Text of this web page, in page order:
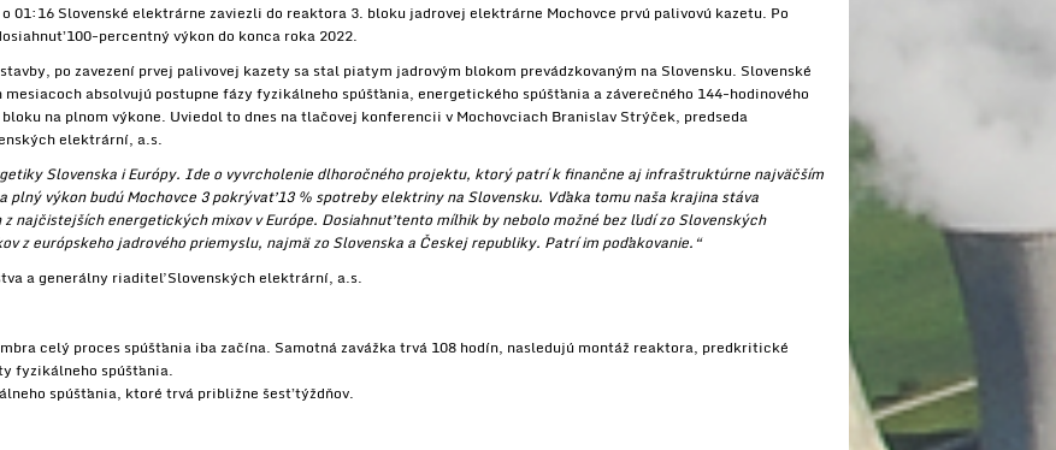
01:16 Slovenské elektrárne zaviezli do reaktora 3. bloku jadrovej elektrárne Mochovce prvú palivovú kazetu. Po
100-percentný výkon do konca roka 2022.
po zavezení prvej palivovej kazety sa stal piatym jadrovým blokom prevádzkovaným na Slovensku. Slovenské
absolvujú postupne fázy fyzikálneho spúšťania, energetického spúšťania a záverečného 144-hodinového
na plnom výkone. Uviedol to dnes na tlačovej konferencii v Mochovciach Branislav Strýček, predseda
elektrární, a.s.
Slovenska i Európy. Ide o vyvrcholenie dlhoročného projektu, ktorý patrí k finančne aj infraštruktúrne najväčším
plný výkon budú Mochovce 3 pokrývať 13 % spotreby elektriny na Slovensku. Vďaka tomu naša krajina stáva
najčistejších energetických mixov v Európe. Dosiahnuť tento míľnik by nebolo možné bez ľudí zo Slovenských
z európskeho jadrového priemyslu, najmä zo Slovenska a Českej republiky. Patrí im poďakovanie.“
a generálny riaditeľ Slovenských elektrární, a.s.
celý proces spúšťania iba začína. Samotná zavážka trvá 108 hodín, nasledujú montáž reaktora, predkritické
fyzikálneho spúšťania.
spúšťania, ktoré trvá približne šesť týždňov.